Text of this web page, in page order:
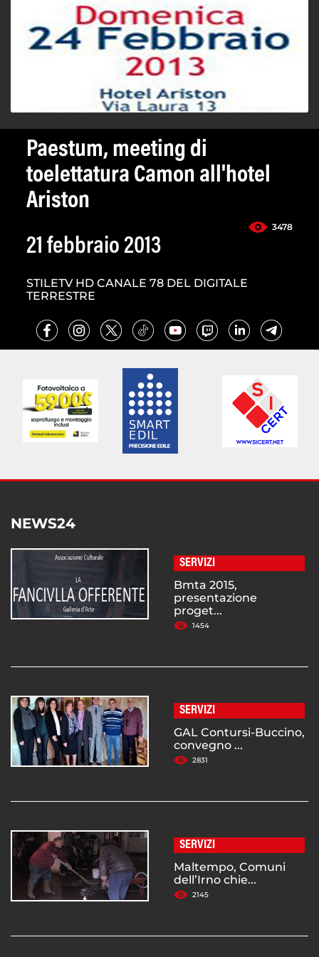
Paestum, meeting di
toelettatura Camon all'hotel
Ariston
3478
21 febbraio 2013
STILETV HD CANALE 78 DEL DIGITALE
TERRESTRE
NEWS24
SERVIZI
Bmta 2015,
presentazione
proget...
1454
SERVIZI
GAL Contursi-Buccino,
convegno ...
2831
SERVIZI
Maltempo, Comuni
dell’Irno chie...
2145